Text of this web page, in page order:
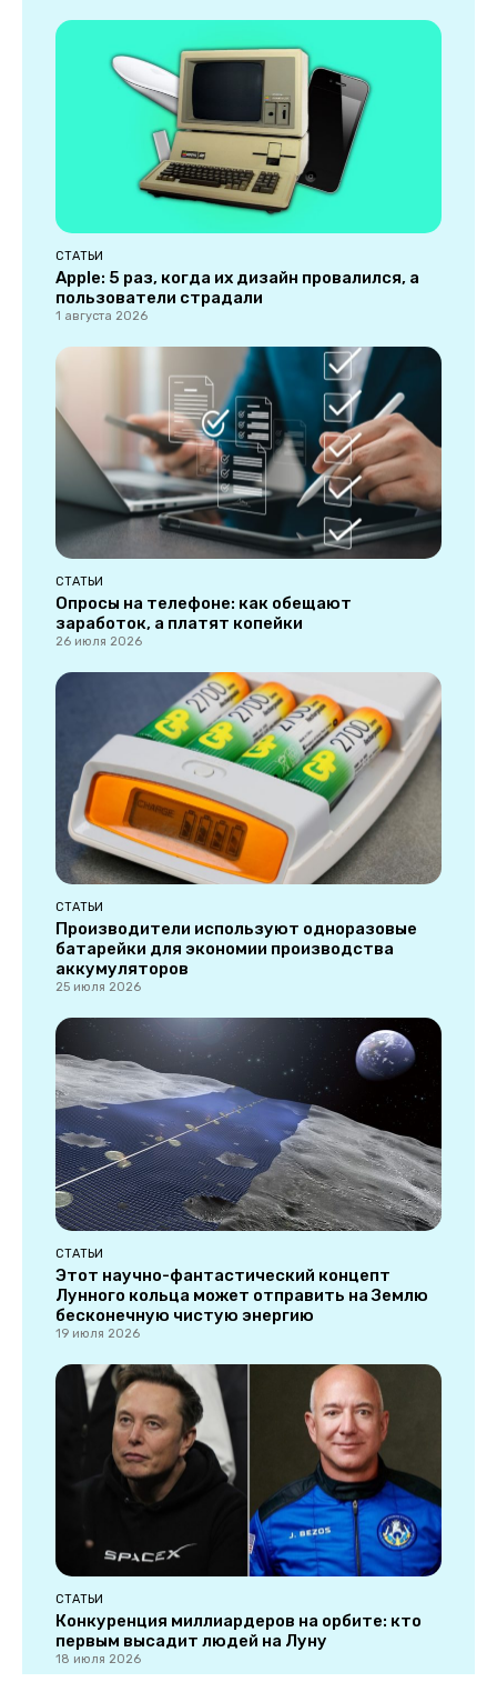
СТАТЬИ
Apple: 5 раз, когда их дизайн провалился, а
пользователи страдали
1 августа 2026
СТАТЬИ
Опросы на телефоне: как обещают
заработок, а платят копейки
26 июля 2026
СТАТЬИ
Производители используют одноразовые
батарейки для экономии производства
аккумуляторов
25 июля 2026
СТАТЬИ
Этот научно-фантастический концепт
Лунного кольца может отправить на Землю
бесконечную чистую энергию
19 июля 2026
СТАТЬИ
Конкуренция миллиардеров на орбите: кто
первым высадит людей на Луну
18 июля 2026